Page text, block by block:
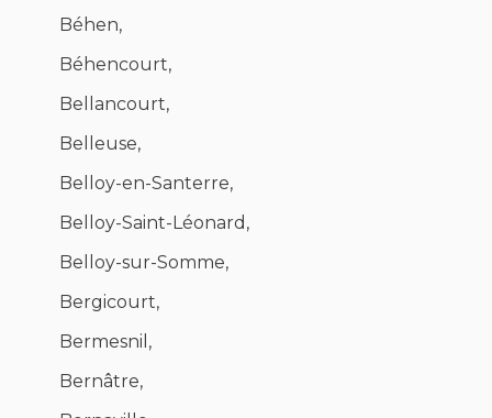
Béhen,
Béhencourt,
Bellancourt,
Belleuse,
Belloy-en-Santerre,
Belloy-Saint-Léonard,
Belloy-sur-Somme,
Bergicourt,
Bermesnil,
Bernâtre,